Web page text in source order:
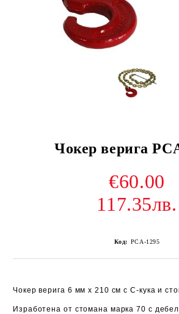
Чокер верига
€60.00
117.35лв.
Код: PCA-1295
Чокер верига 6 мм x 210 см с C-кука и
Изработена от стомана марка 70 с